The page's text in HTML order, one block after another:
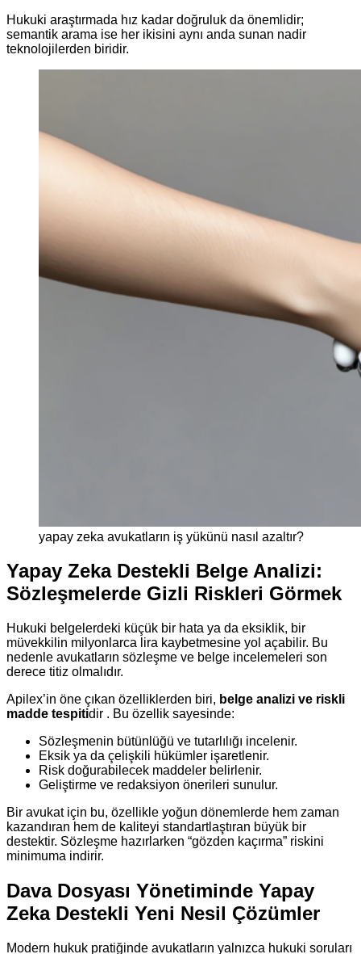
Hukuki araştırmada hız kadar doğruluk da önemlidir;
semantik arama ise her ikisini aynı anda sunan nadir
teknolojilerden biridir.
yapay zeka avukatların iş yükünü nasıl azaltır?
Yapay Zeka Destekli Belge Analizi:
Sözleşmelerde Gizli Riskleri Görmek
Hukuki belgelerdeki küçük bir hata ya da eksiklik, bir
müvekkilin milyonlarca lira kaybetmesine yol açabilir. Bu
nedenle avukatların sözleşme ve belge incelemeleri son
derece titiz olmalıdır.
Apilex’in öne çıkan özelliklerden biri, belge analizi ve riskli
madde tespitidir . Bu özellik sayesinde:
Sözleşmenin bütünlüğü ve tutarlılığı incelenir.
Eksik ya da çelişkili hükümler işaretlenir.
Risk doğurabilecek maddeler belirlenir.
Geliştirme ve redaksiyon önerileri sunulur.
Bir avukat için bu, özellikle yoğun dönemlerde hem zaman
kazandıran hem de kaliteyi standartlaştıran büyük bir
destektir. Sözleşme hazırlarken “gözden kaçırma” riskini
minimuma indirir.
Dava Dosyası Yönetiminde Yapay
Zeka Destekli Yeni Nesil Çözümler
Modern hukuk pratiğinde avukatların yalnızca hukuki soruları